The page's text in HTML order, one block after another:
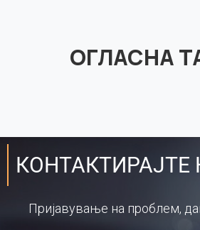
ОГЛАСНА
КОНТАКТИРАЈТЕ
Пријавување на проблем,